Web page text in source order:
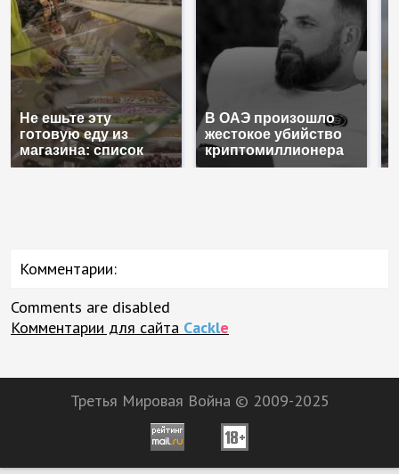
Не ешьте эту
готовую еду из
магазина: список
В ОАЭ произошло
жестокое убийство
криптомиллионера
Комментарии:
Comments are disabled
Комментарии для сайта Cackle
Третья Мировая Война © 2009-2025